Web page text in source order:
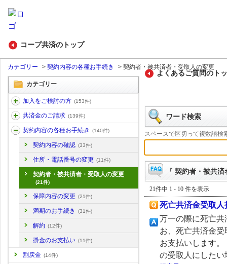
コープ共済のトップ
カテゴリー > 契約内容の各種お手続き > 契約者・被共済者・受取人の変更
カテゴリー
加入をご検討の方 (153件)
共済金のご請求 (139件)
契約内容の各種お手続き (140件)
契約内容の確認 (33件)
住所・電話番号の変更 (11件)
契約者・被共済者・受取人の変更
(21件)
保障内容の変更 (21件)
満期のお手続き (31件)
解約 (12件)
掛金のお支払い (11件)
割戻金 (14件)
よくあるご質問のト
ワード検索
スペースで区切って複数語検
『 契約者・被共
21件中 1 - 10 件を表示
死亡共済金受取
万一の際に死亡
お、死亡共済金
お支払いします
の受取人にした